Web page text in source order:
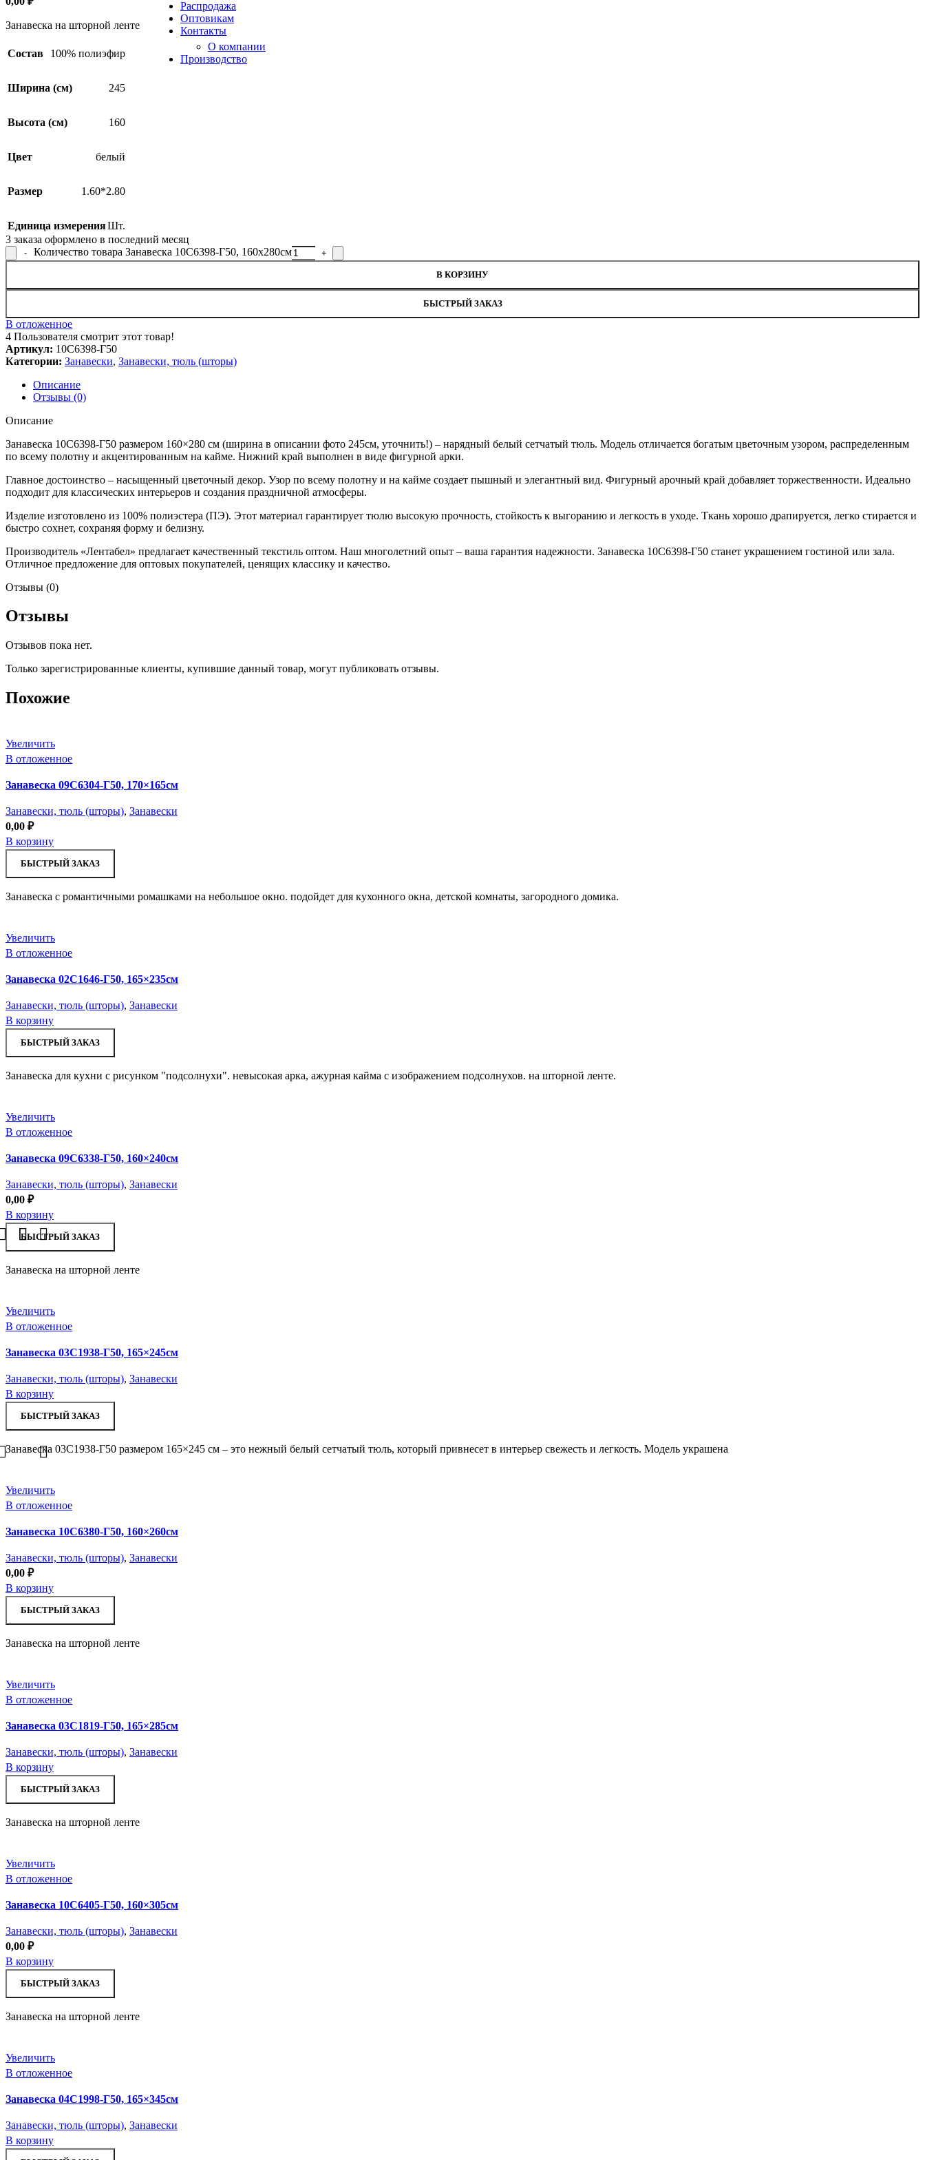
Распродажа
Оптовикам
Контакты
О компании
Производство
Занавеска на шторной ленте
Состав 100% полиэфир
Ширина (см) 245
Высота (см) 160
Цвет белый
Размер 1.60*2.80
Единица измеренияШт.
3 заказа оформлено в последний месяц
Количество товара Занавеска 10С6398-Г50, 160x280см
В КОРЗИНУ
БЫСТРЫЙ ЗАКАЗ
В отложенное
4 Пользователя смотрит этот товар!
Артикул: 10С6398-Г50
Категории: Занавески, Занавески, тюль (шторы)
Описание
Отзывы (0)
Описание
Занавеска 10С6398-Г50 размером 160×280 см (ширина в описании фото 245см, уточнить!) – нарядный белый сетчатый тюль. Модель отличается богатым цветочным узором, распределенным
по всему полотну и акцентированным на кайме. Нижний край выполнен в виде фигурной арки.
Главное достоинство – насыщенный цветочный декор. Узор по всему полотну и на кайме создает пышный и элегантный вид. Фигурный арочный край добавляет торжественности. Идеально
подходит для классических интерьеров и создания праздничной атмосферы.
Изделие изготовлено из 100% полиэстера (ПЭ). Этот материал гарантирует тюлю высокую прочность, стойкость к выгоранию и легкость в уходе. Ткань хорошо драпируется, легко стирается и
быстро сохнет, сохраняя форму и белизну.
Производитель «Лентабел» предлагает качественный текстиль оптом. Наш многолетний опыт – ваша гарантия надежности. Занавеска 10С6398-Г50 станет украшением гостиной или зала.
Отличное предложение для оптовых покупателей, ценящих классику и качество.
Отзывы (0)
Отзывы
Отзывов пока нет.
Только зарегистрированные клиенты, купившие данный товар, могут публиковать отзывы.
Похожие
Увеличить
В отложенное
Занавеска 09С6304-Г50, 170×165см
Занавески, тюль (шторы), Занавески
0,00 ₽
В корзину
БЫСТРЫЙ ЗАКАЗ
Занавеска с романтичными ромашками на небольшое окно. подойдет для кухонного окна, детской комнаты, загородного домика.
Увеличить
В отложенное
Занавеска 02С1646-Г50, 165×235см
Занавески, тюль (шторы), Занавески
В корзину
БЫСТРЫЙ ЗАКАЗ
Занавеска для кухни с рисунком "подсолнухи". невысокая арка, ажурная кайма с изображением подсолнухов. на шторной ленте.
Увеличить
В отложенное
Занавеска 09С6338-Г50, 160×240см
Занавески, тюль (шторы), Занавески
0,00 ₽
В корзину
БЫСТРЫЙ ЗАКАЗ
Занавеска на шторной ленте
Увеличить
В отложенное
Занавеска 03С1938-Г50, 165×245см
Занавески, тюль (шторы), Занавески
В корзину
БЫСТРЫЙ ЗАКАЗ
Занавеска 03С1938-Г50 размером 165×245 см – это нежный белый сетчатый тюль, который привнесет в интерьер свежесть и легкость. Модель украшена
Увеличить
В отложенное
Занавеска 10С6380-Г50, 160×260см
Занавески, тюль (шторы), Занавески
0,00 ₽
В корзину
БЫСТРЫЙ ЗАКАЗ
Занавеска на шторной ленте
Увеличить
В отложенное
Занавеска 03С1819-Г50, 165×285см
Занавески, тюль (шторы), Занавески
В корзину
БЫСТРЫЙ ЗАКАЗ
Занавеска на шторной ленте
Увеличить
В отложенное
Занавеска 10С6405-Г50, 160×305см
Занавески, тюль (шторы), Занавески
0,00 ₽
В корзину
БЫСТРЫЙ ЗАКАЗ
Занавеска на шторной ленте
Увеличить
В отложенное
Занавеска 04С1998-Г50, 165×345см
Занавески, тюль (шторы), Занавески
В корзину